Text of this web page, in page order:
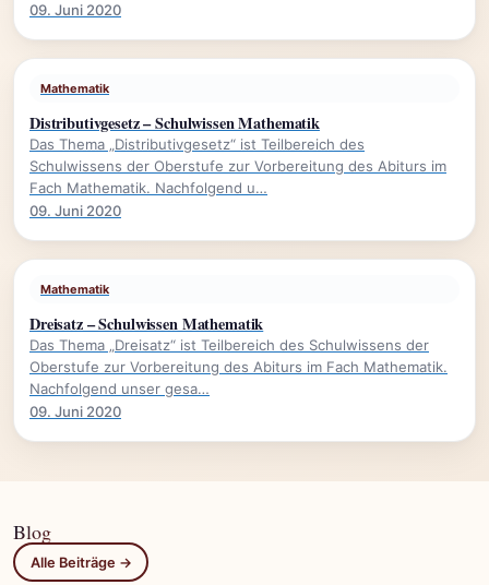
09. Juni 2020
Mathematik
Distributivgesetz – Schulwissen Mathematik
Das Thema „Distributivgesetz“ ist Teilbereich des
Schulwissens der Oberstufe zur Vorbereitung des Abiturs im
Fach Mathematik. Nachfolgend u…
09. Juni 2020
Mathematik
Dreisatz – Schulwissen Mathematik
Das Thema „Dreisatz“ ist Teilbereich des Schulwissens der
Oberstufe zur Vorbereitung des Abiturs im Fach Mathematik.
Nachfolgend unser gesa…
09. Juni 2020
Blog
Alle Beiträge →